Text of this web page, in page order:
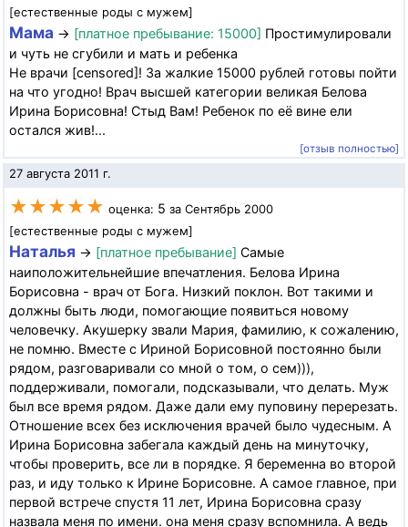
[естественные роды с мужем]
Мама → [платное пребывание: 15000] Простимулировали
и чуть не сгубили и мать и ребенка
Не врачи [censored]! За жалкие 15000 рублей готовы пойти
на что угодно! Врач высшей категории великая Белова
Ирина Борисовна! Стыд Вам! Ребенок по её вине ели
остался жив!...
[отзыв полностью]
27 августа 2011 г.
★★★★★ оценка: 5 за Сентябрь 2000
[естественные роды с мужем]
Наталья → [платное пребывание] Самые
наиположительнейшие впечатления. Белова Ирина
Борисовна - врач от Бога. Низкий поклон. Вот такими и
должны быть люди, помогающие появиться новому
человечку. Акушерку звали Мария, фамилию, к сожалению,
не помню. Вместе с Ириной Борисовной постоянно были
рядом, разговаривали со мной о том, о сем))),
поддерживали, помогали, подсказывали, что делать. Муж
был все время рядом. Даже дали ему пуповину перерезать.
Отношение всех без исключения врачей было чудесным. А
Ирина Борисовна забегала каждый день на минуточку,
чтобы проверить, все ли в порядке. Я беременна во второй
раз, и иду только к Ирине Борисовне. А самое главное, при
первой встрече спустя 11 лет, Ирина Борисовна сразу
назвала меня по имени. она меня сразу вспомнила. А ведь